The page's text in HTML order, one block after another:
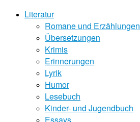
Literatur
Romane und Erzählungen
Übersetzungen
Krimis
Erinnerungen
Lyrik
Humor
Lesebuch
Kinder- und Jugendbuch